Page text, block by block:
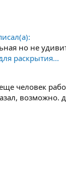
но не
раскрытия...
человек
возможно.